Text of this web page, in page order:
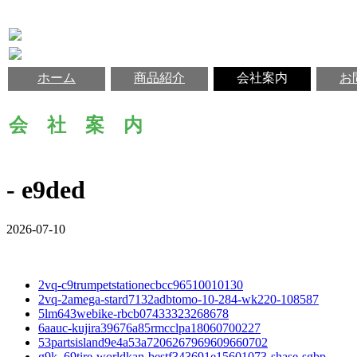
ホーム 商品紹介 会社案内 お
会 社 案 内
- e9ded
2026-07-10
2vq-c9trumpetstationecbcc96510010130
2vq-2amega-stard7132adbtomo-10-284-wk220-108587
5lm643webike-rbcb07433323268678
6aauc-kujira39676a85rmcclpa18060700227
53partsisland9e4a53a7206267969609660702